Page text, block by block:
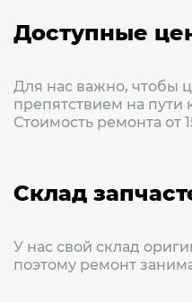
Доступные
Для нас важно, чтобы
препятствием на пути
Стоимость ремонта от
Склад
У нас свой склад
поэтому ремонт